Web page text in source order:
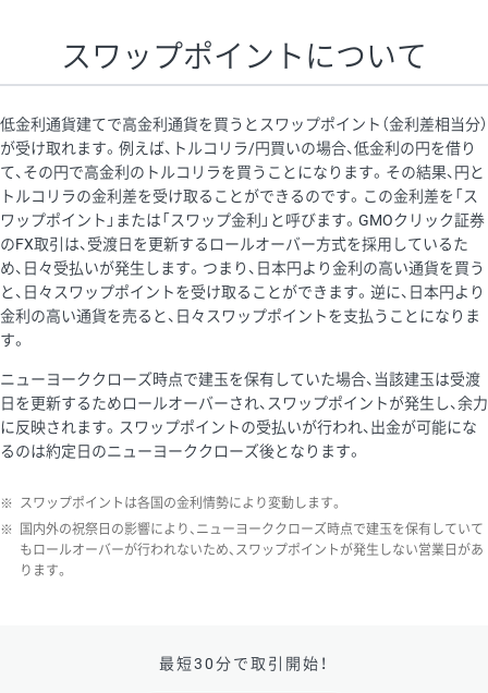
スワップポイントについて
低金利通貨建てで高金利通貨を買うとスワップポイント（金利差相当分）
が受け取れます。例えば、トルコリラ/円買いの場合、低金利の円を借り
て、その円で高金利のトルコリラを買うことになります。その結果、円と
トルコリラの金利差を受け取ることができるのです。この金利差を「ス
ワップポイント」または「スワップ金利」と呼びます。GMOクリック証券
のFX取引は、受渡日を更新するロールオーバー方式を採用しているた
め、日々受払いが発生します。つまり、日本円より金利の高い通貨を買う
と、日々スワップポイントを受け取ることができます。逆に、日本円より
金利の高い通貨を売ると、日々スワップポイントを支払うことになりま
す。
ニューヨーククローズ時点で建玉を保有していた場合、当該建玉は受渡
日を更新するためロールオーバーされ、スワップポイントが発生し、余力
に反映されます。スワップポイントの受払いが行われ、出金が可能にな
るのは約定日のニューヨーククローズ後となります。
※ スワップポイントは各国の金利情勢により変動します。
※
国内外の祝祭日の影響により、ニューヨーククローズ時点で建玉を保有していて
もロールオーバーが行われないため、スワップポイントが発生しない営業日があ
ります。
最短30分で取引開始！